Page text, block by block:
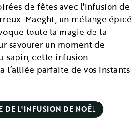
de fêtes avec l'infusion de
Maeght, un mélange épicé
toute la magie de la
savourer un moment de
sapin, cette infusion
l’alliée parfaite de vos instants
DE L'INFUSION DE NOËL